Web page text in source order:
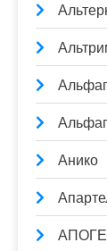
Анико